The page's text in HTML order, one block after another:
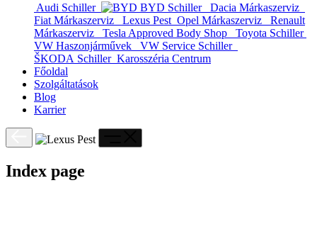
Audi Schiller BYD Schiller
Dacia Márkaszerviz
Fiat Márkaszerviz
Lexus Pest Opel Márkaszerviz
Renault
Márkaszerviz
Tesla Approved Body Shop
Toyota Schiller
VW Haszonjárművek
VW Service Schiller
ŠKODA Schiller Karosszéria Centrum
Főoldal
Szolgáltatások
Blog
Karrier
Index page